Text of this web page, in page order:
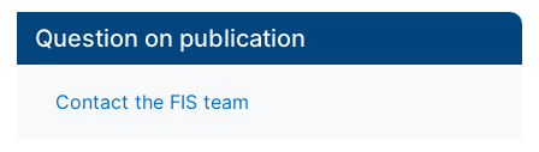
Question on publication
Contact the FIS team